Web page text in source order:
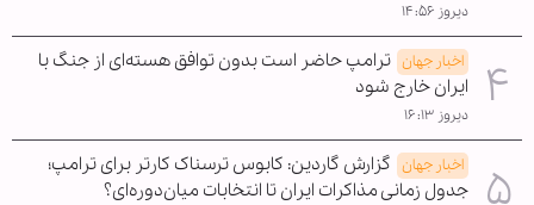
دیروز ۱۴:۵۶
اخبار جهان ترامپ حاضر است بدون توافق هسته‌ای از جنگ با
ایران خارج شود
دیروز ۱۶:۱۳
اخبار جهان گزارش گاردین: کابوس ترسناک کارتر برای ترامپ؛
جدول زمانی مذاکرات ایران تا انتخابات میان‌دوره‌ای؟